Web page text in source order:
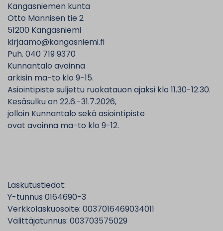
Kangasniemen kunta
Otto Mannisen tie 2
51200 Kangasniemi
kirjaamo@kangasniemi.fi
Puh. 040 719 9370
Kunnantalo avoinna
arkisin ma-to klo 9-15.
Asiointipiste suljettu ruokatauon ajaksi klo 11.30-12.30.
Kesäsulku on 22.6.-31.7.2026,
jolloin Kunnantalo sekä asiointipiste
ovat avoinna ma-to klo 9-12.
Laskutustiedot:
Y-tunnus 0164690-3
Verkkolaskuosoite: 0037016469034011
Välittäjätunnus: 003703575029